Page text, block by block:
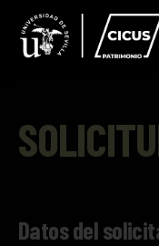
Datos del